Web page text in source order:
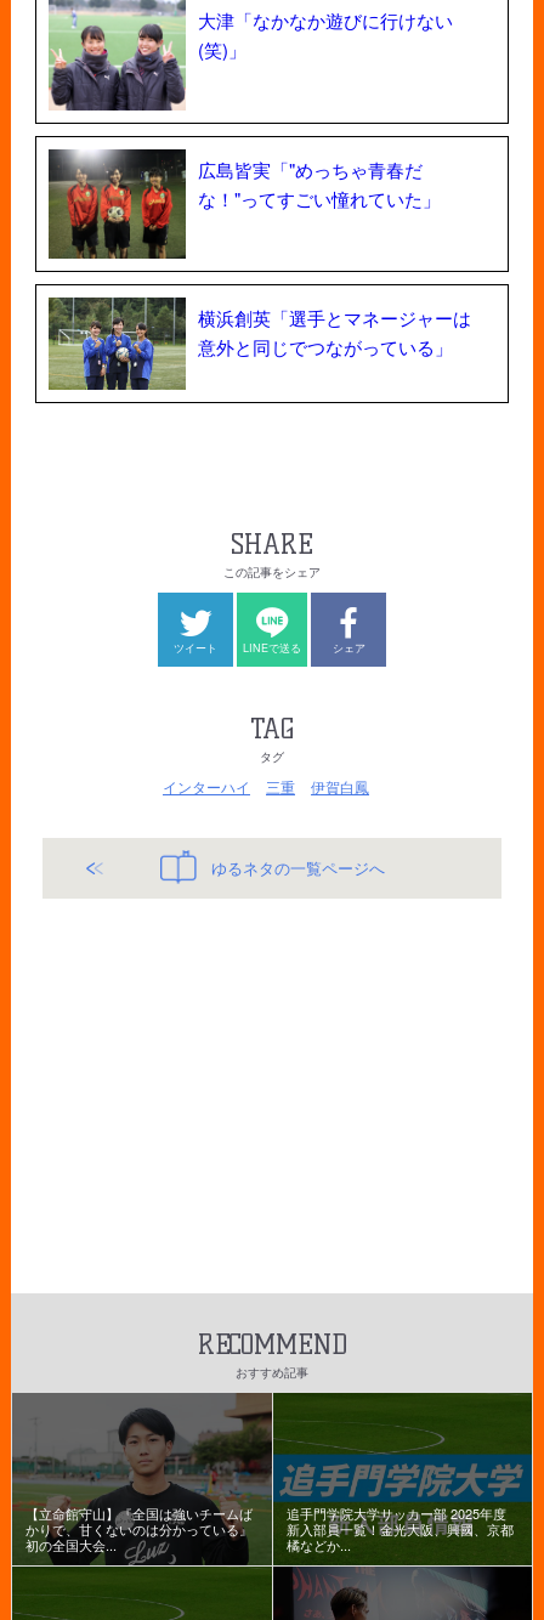
大津「なかなか遊びに行けない
(笑)」
広島皆実「"めっちゃ青春だ
な！"ってすごい憧れていた」
横浜創英「選手とマネージャーは
意外と同じでつながっている」
SHARE
この記事をシェア
ツイート LINEで送る シェア
TAG
タグ
インターハイ 三重 伊賀白鳳
ゆるネタの一覧ページへ
RECOMMEND
おすすめ記事
【立命館守山】『全国は強いチームば
かりで、甘くないのは分かっている』
初の全国大会...
追手門学院大学サッカー部 2025年度
新入部員一覧！金光大阪、興國、京都
橘などか...